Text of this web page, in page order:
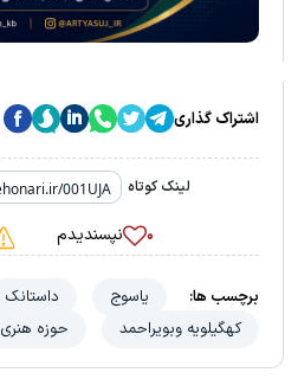
اشتراک گذاری
لینک کوتاه
۰ نپسندیدم
برچسب ها: یاسوج
داستانک
کهگیلویه وبویراحمد
حوزه هنری